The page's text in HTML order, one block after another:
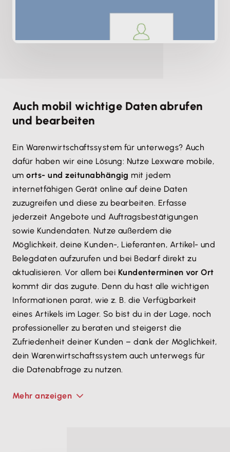
Auch mobil wichtige Daten abrufen
und bearbeiten
Ein Warenwirtschaftssystem für unterwegs? Auch
dafür haben wir eine Lösung: Nutze Lexware mobile,
umorts- und zeitunabhängig mit jedem
internetfähigen Gerät online auf deine Daten
zuzugreifen und diese zu bearbeiten. Erfasse
jederzeit Angebote und Auftragsbestätigungen
sowie Kundendaten. Nutze außerdem die
Möglichkeit, deine Kunden-, Lieferanten, Artikel- und
Belegdaten aufzurufen und bei Bedarf direkt zu
aktualisieren. Vor allem bei Kundenterminen vor Ort
kommt dir das zugute. Denn du hast alle wichtigen
Informationen parat, wie z. B. die Verfügbarkeit
eines Artikels im Lager. So bist du in der Lage, noch
professioneller zu beraten und steigerst die
Zufriedenheit deiner Kunden – dank der Möglichkeit,
dein Waren­wirtschafts­system auch unterwegs für
die Datenabfrage zu nutzen.
Mehr anzeigen